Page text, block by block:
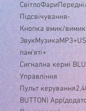
Підсвічування-
Кнопка вмик/вимик
пам'яті+
Сигнална кермі
Управління
Пульт
BUTTON)